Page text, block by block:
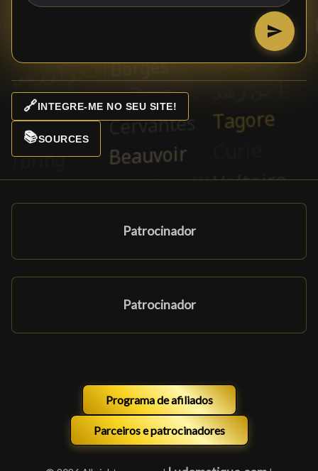
🔗INTEGRE-ME NO SEU SITE!
📚SOURCES
Patrocinador
Patrocinador
Programa de afiliados
Parceiros e patrocinadores